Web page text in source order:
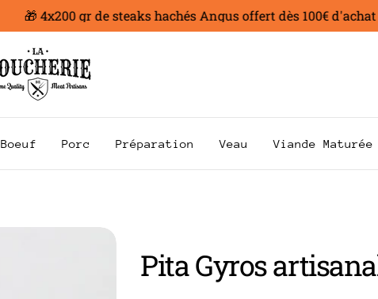
🎁 4x200 gr de steaks hachés Angus offert dès 100€ d'achat 🎁
Boeuf Porc Préparation Veau Viande Maturée
Pita Gyros